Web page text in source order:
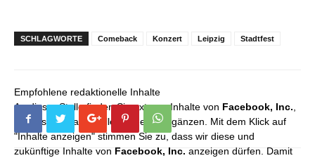
SCHLAGWORTE Comeback Konzert Leipzig Stadtfest
Empfohlene redaktionelle Inhalte
An dieser Stelle finden Sie externe Inhalte von Facebook, Inc.,
die unser redaktionelles Angebot ergänzen. Mit dem Klick auf
"Inhalte anzeigen" stimmen Sie zu, dass wir diese und
zukünftige Inhalte von Facebook, Inc. anzeigen dürfen. Damit